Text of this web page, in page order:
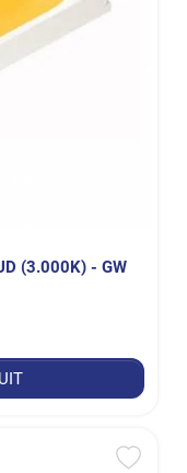
(3.000K) - GW